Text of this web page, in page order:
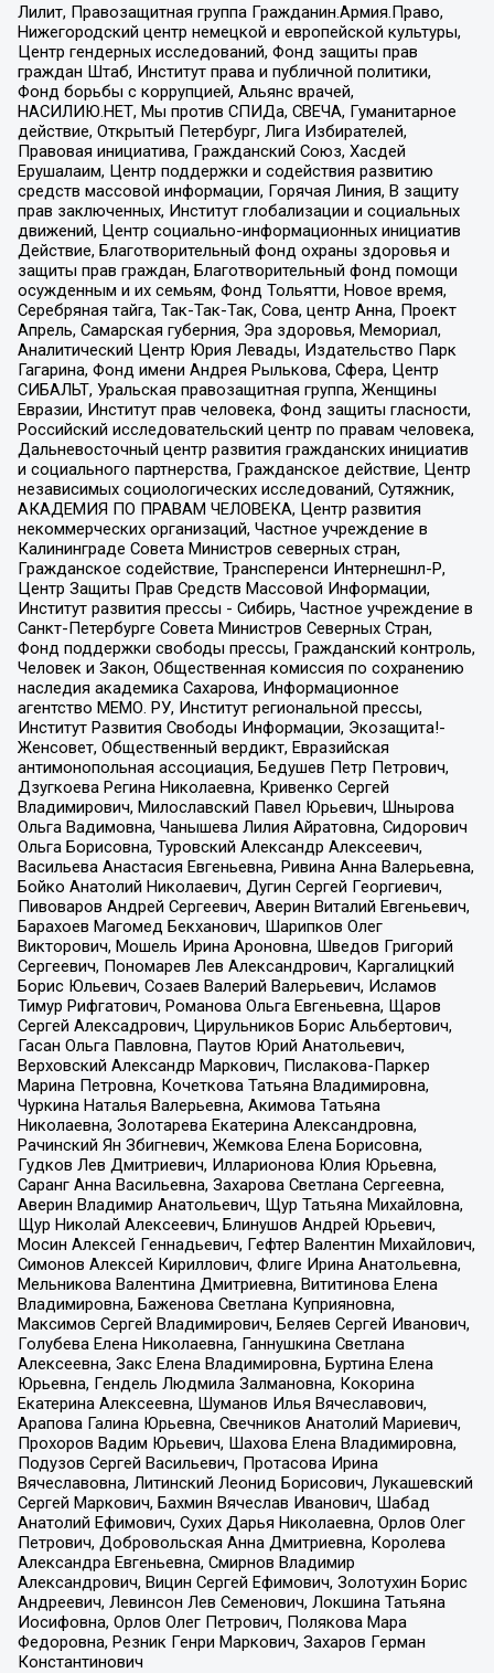
Лилит, Правозащитная группа Гражданин.Армия.Право,
Нижегородский центр немецкой и европейской культуры,
Центр гендерных исследований, Фонд защиты прав
граждан Штаб, Институт права и публичной политики,
Фонд борьбы с коррупцией, Альянс врачей,
НАСИЛИЮ.НЕТ, Мы против СПИДа, СВЕЧА, Гуманитарное
действие, Открытый Петербург, Лига Избирателей,
Правовая инициатива, Гражданский Союз, Хасдей
Ерушалаим, Центр поддержки и содействия развитию
средств массовой информации, Горячая Линия, В защиту
прав заключенных, Институт глобализации и социальных
движений, Центр социально-информационных инициатив
Действие, Благотворительный фонд охраны здоровья и
защиты прав граждан, Благотворительный фонд помощи
осужденным и их семьям, Фонд Тольятти, Новое время,
Серебряная тайга, Так-Так-Так, Сова, центр Анна, Проект
Апрель, Самарская губерния, Эра здоровья, Мемориал,
Аналитический Центр Юрия Левады, Издательство Парк
Гагарина, Фонд имени Андрея Рылькова, Сфера, Центр
СИБАЛЬТ, Уральская правозащитная группа, Женщины
Евразии, Институт прав человека, Фонд защиты гласности,
Российский исследовательский центр по правам человека,
Дальневосточный центр развития гражданских инициатив
и социального партнерства, Гражданское действие, Центр
независимых социологических исследований, Сутяжник,
АКАДЕМИЯ ПО ПРАВАМ ЧЕЛОВЕКА, Центр развития
некоммерческих организаций, Частное учреждение в
Калининграде Совета Министров северных стран,
Гражданское содействие, Трансперенси Интернешнл-Р,
Центр Защиты Прав Средств Массовой Информации,
Институт развития прессы - Сибирь, Частное учреждение в
Санкт-Петербурге Совета Министров Северных Стран,
Фонд поддержки свободы прессы, Гражданский контроль,
Человек и Закон, Общественная комиссия по сохранению
наследия академика Сахарова, Информационное
агентство МЕМО. РУ, Институт региональной прессы,
Институт Развития Свободы Информации, Экозащита!-
Женсовет, Общественный вердикт, Евразийская
антимонопольная ассоциация, Бедушев Петр Петрович,
Дзугкоева Регина Николаевна, Кривенко Сергей
Владимирович, Милославский Павел Юрьевич, Шнырова
Ольга Вадимовна, Чанышева Лилия Айратовна, Сидорович
Ольга Борисовна, Туровский Александр Алексеевич,
Васильева Анастасия Евгеньевна, Ривина Анна Валерьевна,
Бойко Анатолий Николаевич, Дугин Сергей Георгиевич,
Пивоваров Андрей Сергеевич, Аверин Виталий Евгеньевич,
Барахоев Магомед Бекханович, Шарипков Олег
Викторович, Мошель Ирина Ароновна, Шведов Григорий
Сергеевич, Пономарев Лев Александрович, Каргалицкий
Борис Юльевич, Созаев Валерий Валерьевич, Исламов
Тимур Рифгатович, Романова Ольга Евгеньевна, Щаров
Сергей Алексадрович, Цирульников Борис Альбертович,
Гасан Ольга Павловна, Паутов Юрий Анатольевич,
Верховский Александр Маркович, Пислакова-Паркер
Марина Петровна, Кочеткова Татьяна Владимировна,
Чуркина Наталья Валерьевна, Акимова Татьяна
Николаевна, Золотарева Екатерина Александровна,
Рачинский Ян Збигневич, Жемкова Елена Борисовна,
Гудков Лев Дмитриевич, Илларионова Юлия Юрьевна,
Саранг Анна Васильевна, Захарова Светлана Сергеевна,
Аверин Владимир Анатольевич, Щур Татьяна Михайловна,
Щур Николай Алексеевич, Блинушов Андрей Юрьевич,
Мосин Алексей Геннадьевич, Гефтер Валентин Михайлович,
Симонов Алексей Кириллович, Флиге Ирина Анатольевна,
Мельникова Валентина Дмитриевна, Вититинова Елена
Владимировна, Баженова Светлана Куприяновна,
Максимов Сергей Владимирович, Беляев Сергей Иванович,
Голубева Елена Николаевна, Ганнушкина Светлана
Алексеевна, Закс Елена Владимировна, Буртина Елена
Юрьевна, Гендель Людмила Залмановна, Кокорина
Екатерина Алексеевна, Шуманов Илья Вячеславович,
Арапова Галина Юрьевна, Свечников Анатолий Мариевич,
Прохоров Вадим Юрьевич, Шахова Елена Владимировна,
Подузов Сергей Васильевич, Протасова Ирина
Вячеславовна, Литинский Леонид Борисович, Лукашевский
Сергей Маркович, Бахмин Вячеслав Иванович, Шабад
Анатолий Ефимович, Сухих Дарья Николаевна, Орлов Олег
Петрович, Добровольская Анна Дмитриевна, Королева
Александра Евгеньевна, Смирнов Владимир
Александрович, Вицин Сергей Ефимович, Золотухин Борис
Андреевич, Левинсон Лев Семенович, Локшина Татьяна
Иосифовна, Орлов Олег Петрович, Полякова Мара
Федоровна, Резник Генри Маркович, Захаров Герман
Константинович